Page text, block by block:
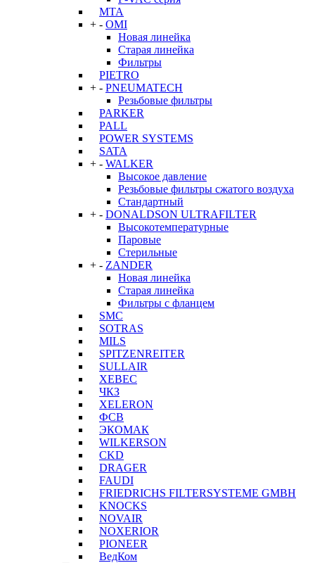
MTA
+ - OMI
Новая линейка
Старая линейка
Фильтры
PIETRO
+ - PNEUMATECH
Резьбовые фильтры
PARKER
PALL
POWER SYSTEMS
SATA
+ - WALKER
Высокое давление
Резьбовые фильтры сжатого воздуха
Стандартный
+ - DONALDSON ULTRAFILTER
Высокотемпературные
Паровые
Стерильные
+ - ZANDER
Новая линейка
Старая линейка
Фильтры с фланцем
SMC
SOTRAS
MILS
SPITZENREITER
SULLAIR
XEBEC
ЧКЗ
XELERON
ФСВ
ЭКОМАК
WILKERSON
CKD
DRAGER
FAUDI
FRIEDRICHS FILTERSYSTEME GMBH
KNOCKS
NOVAIR
NOXERIOR
PIONEER
ВедКом